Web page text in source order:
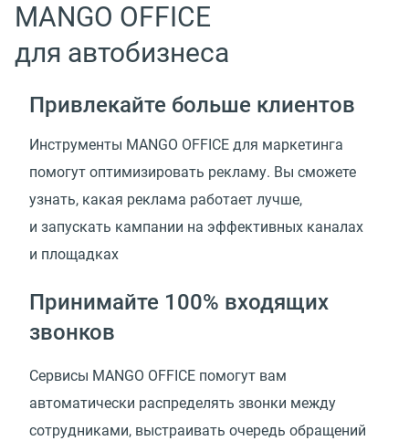
MANGO OFFICE
для автобизнеса
Привлекайте больше клиентов
Инструменты MANGO OFFICE для маркетинга
помогут оптимизировать рекламу. Вы сможете
узнать, какая реклама работает лучше,
и запускать кампании на эффективных каналах
и площадках
Принимайте 100% входящих
звонков
Сервисы MANGO OFFICE помогут вам
автоматически распределять звонки между
сотрудниками, выстраивать очередь обращений